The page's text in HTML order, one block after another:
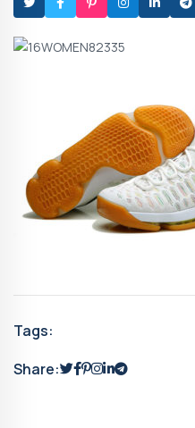
Tags:
Share: